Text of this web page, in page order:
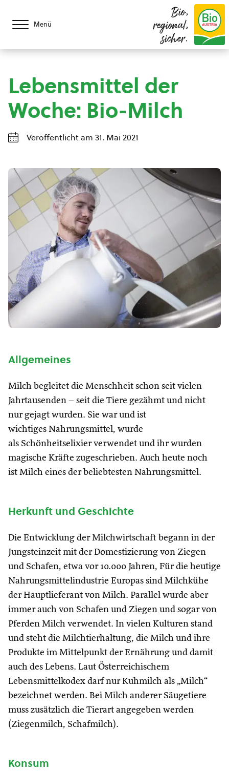
Menü
Bio,
regional,
sicher.
Lebensmittel der
Woche: Bio-Milch
Veröffentlicht am 31. Mai 2021
Allgemeines
Milch begleitet die Menschheit schon seit vielen
Jahrtausenden – seit die Tiere gezähmt und nicht
nur gejagt wurden. Sie war und ist
wichtiges Nahrungsmittel, wurde
als Schönheitselixier verwendet und ihr wurden
magische Kräfte zugeschrieben. Auch heute noch
ist Milch eines der beliebtesten Nahrungsmittel.
Herkunft und Geschichte
Die Entwicklung der Milchwirtschaft begann in der
Jungsteinzeit mit der Domestizierung von Ziegen
und Schafen, etwa vor 10.000 Jahren, Für die heutige
Nahrungsmittelindustrie Europas sind Milchkühe
der Hauptlieferant von Milch. Parallel wurde aber
immer auch von Schafen und Ziegen und sogar von
Pferden Milch verwendet. In vielen Kulturen stand
und steht die Milchtierhaltung, die Milch und ihre
Produkte im Mittelpunkt der Ernährung und damit
auch des Lebens. Laut Österreichischem
Lebensmittelkodex darf nur Kuhmilch als „Milch“
bezeichnet werden. Bei Milch anderer Säugetiere
muss zusätzlich die Tierart angegeben werden
(Ziegenmilch, Schafmilch).
Konsum